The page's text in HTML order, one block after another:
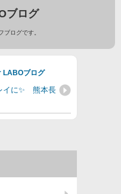
ブログ
ログです。
LABOブログ
イに✨ 熊本長